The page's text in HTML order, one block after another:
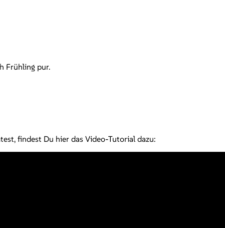
Frühling pur.
findest Du hier das Video-Tutorial dazu: